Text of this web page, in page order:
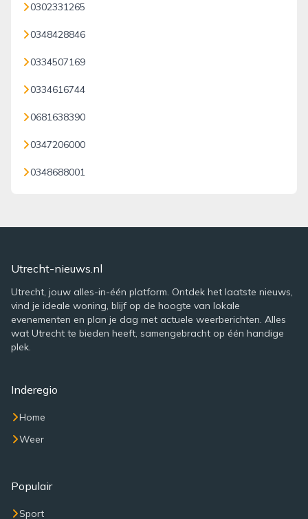
0302331265
0348428846
0334507169
0334616744
0681638390
0347206000
0348688001
Utrecht-nieuws.nl
Utrecht, jouw alles-in-één platform. Ontdek het laatste nieuws,
vind je ideale woning, blijf op de hoogte van lokale
evenementen en plan je dag met actuele weerberichten. Alles
wat Utrecht te bieden heeft, samengebracht op één handige
plek.
Inderegio
Home
Weer
Populair
Sport